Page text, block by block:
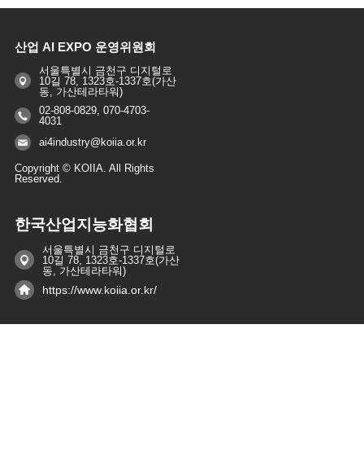
산업 AI EXPO 운영위원회
서울특별시 금천구 디지털로
10길 78, 1323호-1337호(가산
동, 가산테라타워)
02-808-0829, 070-4703-
4031
ai4industry@koiia.or.kr
Copyright © KOIIA. All Rights
Reserved.
한국산업지능화협회
서울특별시 금천구 디지털로
10길 78, 1323호-1337호(가산
동, 가산테라타워)
https://www.koiia.or.kr/